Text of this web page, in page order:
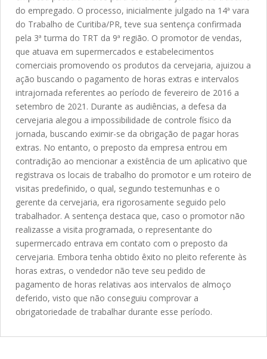
do empregado. O processo, inicialmente julgado na 14ª vara
do Trabalho de Curitiba/PR, teve sua sentença confirmada
pela 3ª turma do TRT da 9ª região. O promotor de vendas,
que atuava em supermercados e estabelecimentos
comerciais promovendo os produtos da cervejaria, ajuizou a
ação buscando o pagamento de horas extras e intervalos
intrajornada referentes ao período de fevereiro de 2016 a
setembro de 2021. Durante as audiências, a defesa da
cervejaria alegou a impossibilidade de controle físico da
jornada, buscando eximir-se da obrigação de pagar horas
extras. No entanto, o preposto da empresa entrou em
contradição ao mencionar a existência de um aplicativo que
registrava os locais de trabalho do promotor e um roteiro de
visitas predefinido, o qual, segundo testemunhas e o
gerente da cervejaria, era rigorosamente seguido pelo
trabalhador. A sentença destaca que, caso o promotor não
realizasse a visita programada, o representante do
supermercado entrava em contato com o preposto da
cervejaria. Embora tenha obtido êxito no pleito referente às
horas extras, o vendedor não teve seu pedido de
pagamento de horas relativas aos intervalos de almoço
deferido, visto que não conseguiu comprovar a
obrigatoriedade de trabalhar durante esse período.